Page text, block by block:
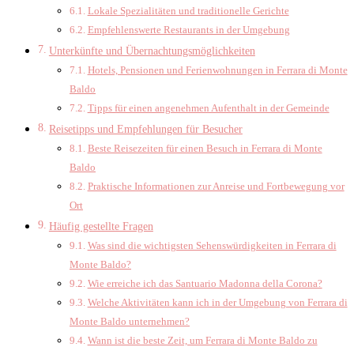
Lokale Spezialitäten und traditionelle Gerichte
Empfehlenswerte Restaurants in der Umgebung
Unterkünfte und Übernachtungsmöglichkeiten
Hotels, Pensionen und Ferienwohnungen in Ferrara di Monte
Baldo
Tipps für einen angenehmen Aufenthalt in der Gemeinde
Reisetipps und Empfehlungen für Besucher
Beste Reisezeiten für einen Besuch in Ferrara di Monte
Baldo
Praktische Informationen zur Anreise und Fortbewegung vor
Ort
Häufig gestellte Fragen
Was sind die wichtigsten Sehenswürdigkeiten in Ferrara di
Monte Baldo?
Wie erreiche ich das Santuario Madonna della Corona?
Welche Aktivitäten kann ich in der Umgebung von Ferrara di
Monte Baldo unternehmen?
Wann ist die beste Zeit, um Ferrara di Monte Baldo zu